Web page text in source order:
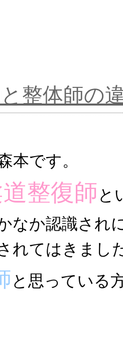
整体師の
本です。
整復師 と
なか認識され
れてはきまし
と思っている